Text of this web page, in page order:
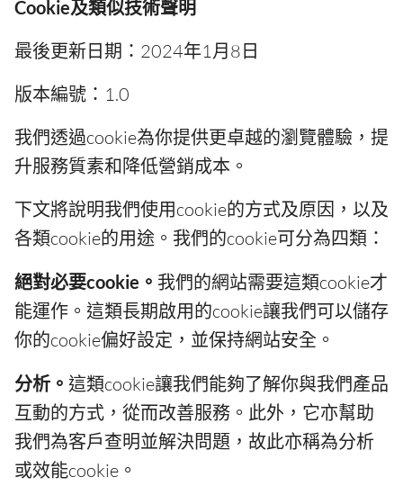
Cookie及類似技術聲明
最後更新日期：2024年1月8日
版本編號：1.0
我們透過cookie為你提供更卓越的瀏覽體驗，提
升服務質素和降低營銷成本。
下文將說明我們使用cookie的方式及原因，以及
各類cookie的用途。我們的cookie可分為四類：
絕對必要cookie。 我們的網站需要這類cookie才
能運作。這類長期啟用的cookie讓我們可以儲存
你的cookie偏好設定，並保持網站安全。
分析。 這類cookie讓我們能夠了解你與我們產品
互動的方式，從而改善服務。此外，它亦幫助
我們為客戶查明並解決問題，故此亦稱為分析
或效能cookie。